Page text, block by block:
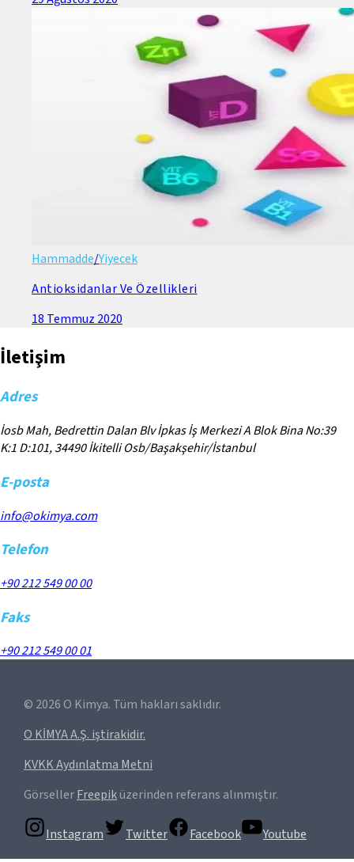
Hammadde/Yiyecek
Antioksidanlar Ve Özellikleri
18 Temmuz 2020
İletişim
Adres
İosb Mah, Bedrettin Dalan Blv İpkas İş Merkezi A Blok Bina No:39
K:1 D:101, 34490 İkitelli Osb/Başakşehir/İstanbul
E-posta
info@okimya.com
Telefon
+90 212 549 00 00
Faks
+90 212 549 00 01
© 2026 O Kimya. Tüm hakları saklıdır.
O KİMYA A.Ş. iştirakidir.
KVKK Aydınlatma Metni
GörsellerFreepiküzerinden referans alınmıştır.
Instagram Twitter Facebook Youtube